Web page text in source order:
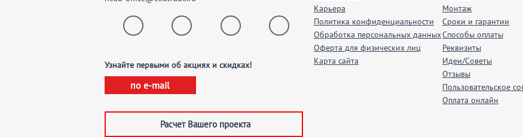
Узнайте первыми об акциях и скидках!
по e-mail
Расчет Вашего проекта
Карьера
Политика конфиденциальности
Обработка персональных данных
Оферта для физических лиц
Карта сайта
Монтаж
Сроки и гарантии
Способы оплаты
Реквизиты
Идеи/Советы
Отзывы
Пользовательское
Оплата онлайн